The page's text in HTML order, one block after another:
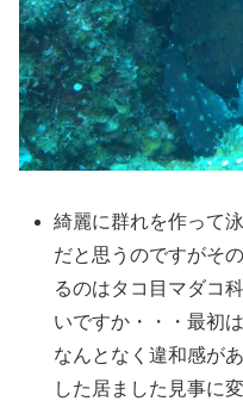
綺麗に群れを作って
だと思うのですがそ
るのはタコ目マダコ
いですか・・・最初
なんとなく違和感が
した居ました見事に